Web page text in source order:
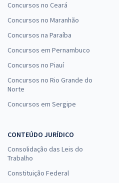
Concursos no Ceará
Concursos no Maranhão
Concursos na Paraíba
Concursos em Pernambuco
Concursos no Piauí
Concursos no Rio Grande do
Norte
Concursos em Sergipe
CONTEÚDO JURÍDICO
Consolidação das Leis do
Trabalho
Constituição Federal